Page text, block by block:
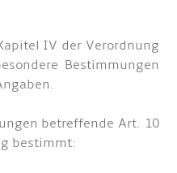
IV der Verordnung
Bestimmungen
betreffende Art. 10
bestimmt: